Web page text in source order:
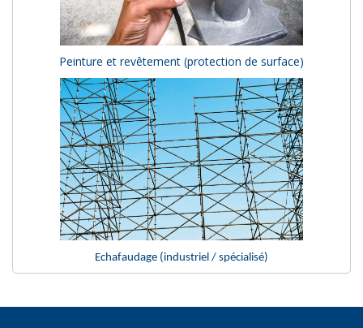
Peinture et revêtement (protection de surface)
Echafaudage (industriel / spécialisé)